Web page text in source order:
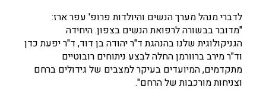
לדברי מנהל מערך הנשים והיולדות פרופ' עפר ארז:
"מדובר בבשורה לרפואת הנשים בצפון. היחידה
הגניקולוגית שלנו בהנהגת ד"ר יהודה בן דוד, ד"ר יפעת כדן
וד"ר מירב ברוורמן החלה לבצע ניתוחים רובוטיים
מתקדמים, המיועדים בעיקר למצבים של גידולים ברחם
וצניחות מורכבות של הרחם".